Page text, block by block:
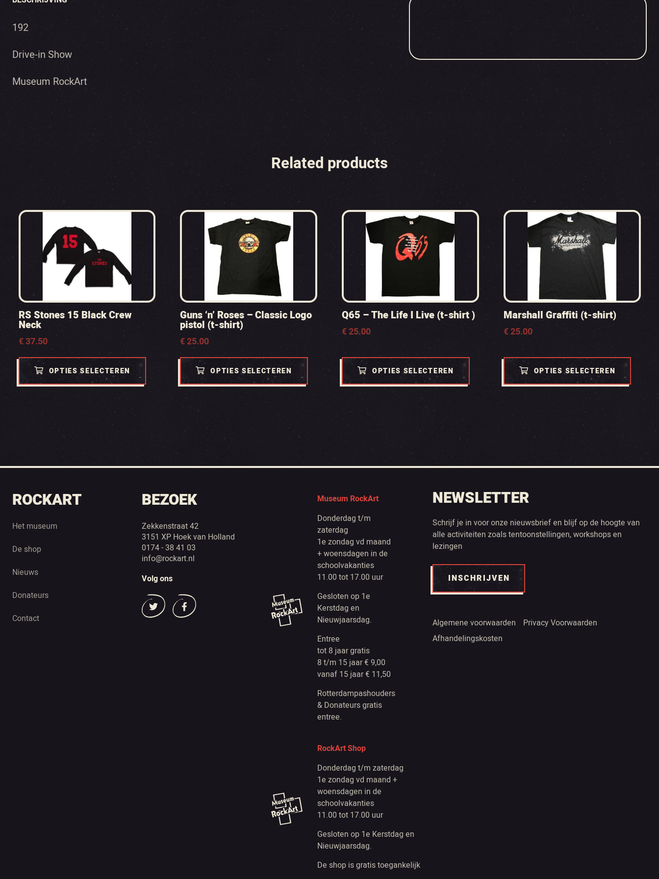
192
Drive-in Show
Museum RockArt
Related products
RS Stones 15 Black Crew
Neck
€37.50
OPTIES SELECTEREN
Guns ‘n’ Roses – Classic Logo
pistol (t-shirt)
€25.00
OPTIES SELECTEREN
Q65 – The Life I Live (t-shirt )
€25.00
OPTIES SELECTEREN
Marshall Graffiti (t-shirt)
€25.00
OPTIES SELECTEREN
ROCKART
Het museum
De shop
Nieuws
Donateurs
Contact
BEZOEK
Zekkenstraat 42
3151 XP Hoek van Holland
0174 - 38 41 03
info@rockart.nl
Volg ons
Museum RockArt
Donderdag t/m
zaterdag
1e zondag vd maand
+ woensdagen in de
schoolvakanties
11.00 tot 17.00 uur
Gesloten op 1e
Kerstdag en
Nieuwjaarsdag.
Entree
tot 8 jaar gratis
8 t/m 15 jaar € 9,00
vanaf 15 jaar € 11,50
Rotterdampashouders
& Donateurs gratis
entree.
RockArt Shop
Donderdag t/m zaterdag
1e zondag vd maand +
woensdagen in de
schoolvakanties
11.00 tot 17.00 uur
Gesloten op 1e Kerstdag en
Nieuwjaarsdag.
De shop is gratis toegankelijk
NEWSLETTER
Schrijf je in voor onze nieuwsbrief en blijf op de hoogte van
alle activiteiten zoals tentoonstellingen, workshops en
lezingen
INSCHRIJVEN
Algemene voorwaarden
Privacy Voorwaarden
Afhandelingskosten